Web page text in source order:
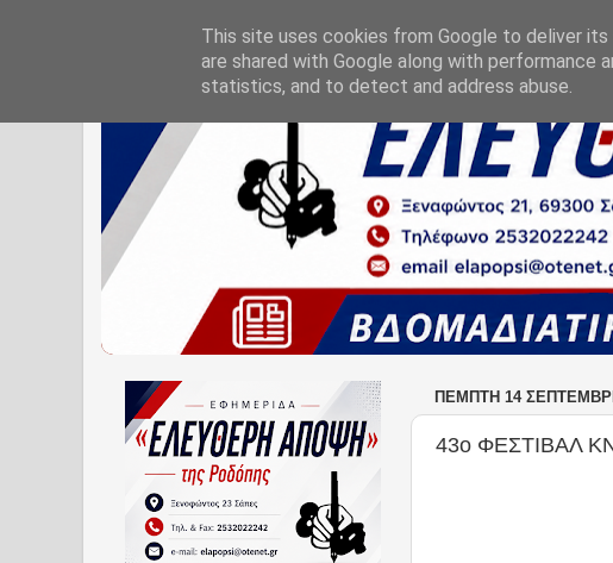
ΠΈΜΠΤΗ 14
43ο ΦΕΣΤΙΒΑΛ
This site uses cookies from Google to deliver
are shared with Google along with performance
statistics, and to detect and address abuse.